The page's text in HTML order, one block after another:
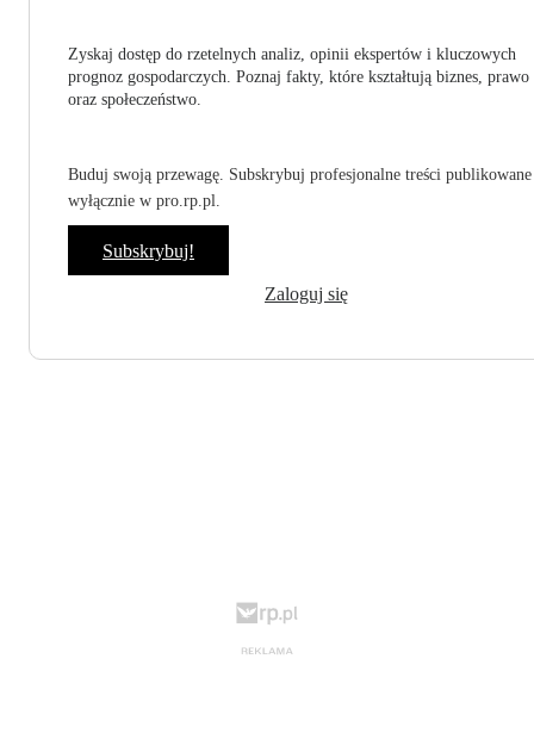
Zyskaj dostęp do rzetelnych analiz, opinii ekspertów i kluczowych
prognoz gospodarczych. Poznaj fakty, które kształtują biznes, prawo
oraz społeczeństwo.
Buduj swoją przewagę. Subskrybuj profesjonalne treści publikowane
wyłącznie w pro.rp.pl.
Subskrybuj!
Zaloguj się